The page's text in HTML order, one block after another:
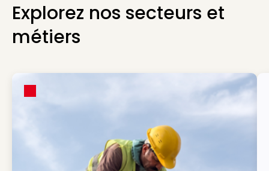
Explorez nos secteurs et
métiers